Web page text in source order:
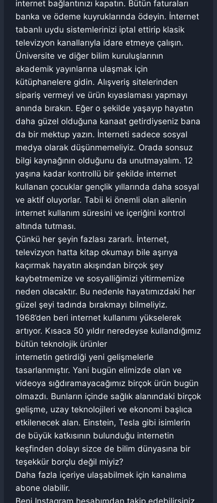
internet bağlantınızı kapatın. Bütün faturaları
banka ve ödeme kuyruklarında ödeyin. İnternet
tabanlı uydu sistemlerinizi iptal ettirip klasik
televizyon kanallarıyla idare etmeye çalışın.
Üniversite ve diğer bilim kuruluşlarının
akademik yayınlarına ulaşmak için
kütüphanelere gidin. Alışveriş sitelerinden
sipariş vermeyi ve ürün kıyaslaması yapmayı
anında bırakın. Eğer o şekilde yaşayıp hayatın
daha güzel olduğuna kanaat getirdiyseniz bana
da bir mektup yazın. İnterneti sadece sosyal
medya olarak düşünmemeliyiz. Orada sonsuz
bilgi kaynağının olduğunu da unutmayalım. 12
yaşına kadar kontrollü bir şekilde internet
kullanan çocuklar gençlik yıllarında daha sosyal
ve aktif oluyorlar. Tabii ki önemli olan ailenin
internet kullanım süresini ve içeriğini kontrol
altında tutması.
Çünkü her şeyin fazlası zararlı. İnternet,
televizyon hatta kitap okumayı bile aşırıya
kaçırmak hayatın akışından birçok şey
kaybetmemize ve sosyalliğimizi yitirmemize
neden olacaktır. Bu nedenle hayatımızdaki her
güzel şeyi tadında bırakmayı bilmeliyiz.
1968’den beri internet kullanımı yükselerek
artıyor. Kısaca 50 yıldır neredeyse kullandığımız
bütün teknolojik ürünler
internetin getirdiği yeni gelişmelerle
tasarlanmıştır. Yani bugün elimizde olan ve
videoya sığdıramayacağımız birçok ürün bugün
olmazdı. Bunların içinde sağlık alanındaki birçok
gelişme, uzay teknolojileri ve ekonomi başlıca
etkilenecek alan. Einstein, Tesla gibi isimlerin
de büyük katkısının bulunduğu internetin
keşfinden dolayı sizce de bilim dünyasına bir
teşekkür borçlu değil miyiz?
Daha fazla içeriye ulaşabilmek için kanalıma
abone olabilir.